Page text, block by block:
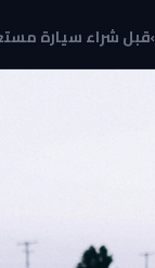
›قبل شراء سيارة